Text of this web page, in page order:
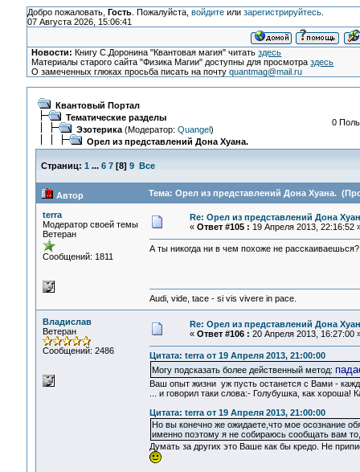
Добро пожаловать, Гость. Пожалуйста, войдитеили зарегистрируйтесь.
07 Августа 2026, 15:06:41
Новости: Книгу С.Доронина "Квантовая магия" читатьздесь
Материалы старого сайта "Физика Магии" доступны для просмотраздесь
О замеченных глюках просьба писать на почтуquantmag@mail.ru
Квантовый Портал
Тематические разделы
Эзотерика(Модератор: Quangel)
Орел из представлений Дона Хуана.
0
Страниц: 1 ... 6 7[8] 9 Все
Автор Тема: Орел из представлений Дона Хуана.
terra
Модератор своей темы
Ветеран
Сообщений: 1811
Re: Орел из представлений Дона
« Ответ #105 : 19 Апреля 2013, 22:16:52
А ты никогда ни в чем похоже не расскаиваешься?
Audi, vide, tace - si vis vivere in pace.
Владислав
Ветеран
Сообщений: 2486
Re: Орел из представлений Дона
« Ответ #106 : 20 Апреля 2013, 16:27:00
Цитата: terra от 19 Апреля 2013, 21:00:00
Могу подсказать более действенный метод:
Ваш опыт жизни уж пусть останется с Вами -
... и говорил таки слова:- Голубушка, как
Цитата: terra от 19 Апреля 2013, 21:00:00
Но вы конечно же ожидаете,что мое осознание
именно поэтому я не собираюсь сообщать вам
Думать за других это Ваше как бы кредо. Не